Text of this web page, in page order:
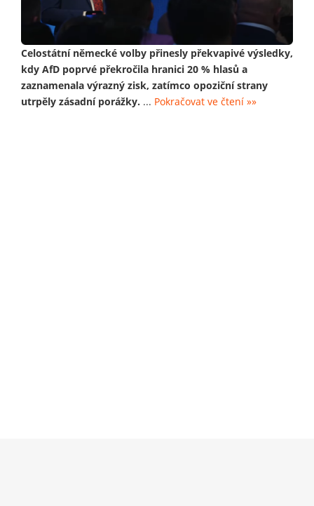
Celostátní německé volby přinesly překvapivé výsledky,
kdy AfD poprvé překročila hranici 20 % hlasů a
zaznamenala výrazný zisk, zatímco opoziční strany
utrpěly zásadní porážky. ... Pokračovat ve čtení »»